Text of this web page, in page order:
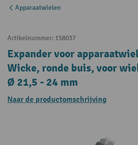
Apparaatwielen
Artikelnummer: 158037
Expander voor
Wicke, ronde buis, voor
Ø 21,5 - 24 mm
Naar de productomschrijving